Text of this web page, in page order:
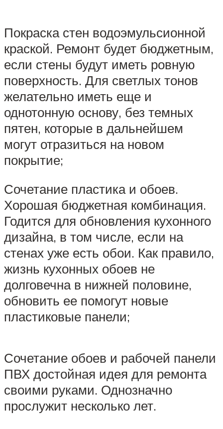
Покраска стен водоэмульсионной
краской. Ремонт будет бюджетным,
если стены будут иметь ровную
поверхность. Для светлых тонов
желательно иметь еще и
однотонную основу, без темных
пятен, которые в дальнейшем
могут отразиться на новом
покрытие;
Сочетание пластика и обоев.
Хорошая бюджетная комбинация.
Годится для обновления кухонного
дизайна, в том числе, если на
стенах уже есть обои. Как правило,
жизнь кухонных обоев не
долговечна в нижней половине,
обновить ее помогут новые
пластиковые панели;
Сочетание обоев и рабочей панели
ПВХ достойная идея для ремонта
своими руками. Однозначно
прослужит несколько лет.